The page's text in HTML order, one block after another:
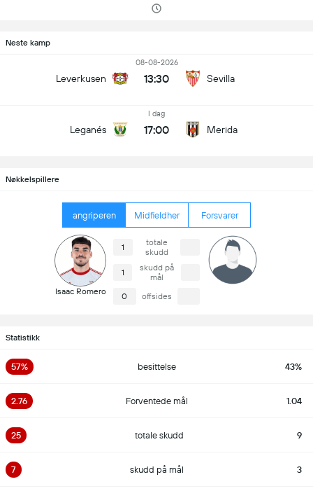
Neste kamp
Leverkusen
08-08-2026
13:30 Sevilla
Leganés
I dag
17:00 Merida
Nøkkelspillere
angriperen Midfieldher Forsvarer
Isaac Romero
1
totale
skudd
1
skudd på
mål
0
offsides
Statistikk
57% besittelse 43%
2.76 Forventede mål 1.04
25 totale skudd 9
7 skudd på mål 3